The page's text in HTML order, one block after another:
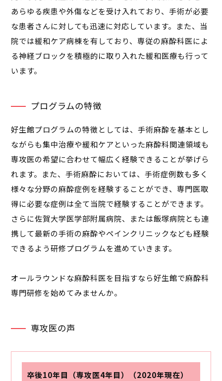
あらゆる疾患や外傷などを受け入れており、手術が必要
な患者さんに対しても迅速に対応しています。また、当
院では緩和ケア病棟を有しており、専従の麻酔科医によ
る神経ブロックを積極的に取り入れた緩和医療も行って
います。
プログラムの特徴
好生館プログラムの特徴としては、手術麻酔を基本とし
ながらも集中治療や緩和ケアといった麻酔科関連領域も
専攻医の希望に合わせて幅広く経験できることが挙げら
れます。また、手術麻酔においては、手術症例数も多く
様々な分野の麻酔症例を経験することができ、専門医取
得に必要な症例は全て当院で経験することができます。
さらに佐賀大学医学部附属病院、または飯塚病院とも連
携して最新の手術の麻酔やペインクリニックなども経験
できるよう研修プログラムを進めていきます。
オールラウンドな麻酔科医を目指すなら好生館で麻酔科
専門研修を始めてみませんか。
専攻医の声
卒後10年目（専攻医4年目）（2020年現在）